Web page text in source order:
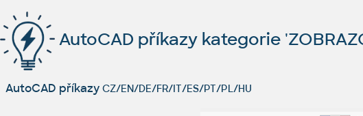
AutoCAD příkazy kategorie
AutoCAD příkazy CZ/EN/DE/FR/IT/ES/PT/PL/HU